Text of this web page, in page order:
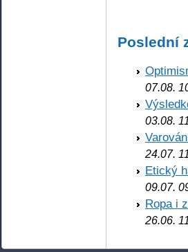
Poslední
07.08.
03.08.
24.07.
Etický
09.07.
Ropa i
26.06.